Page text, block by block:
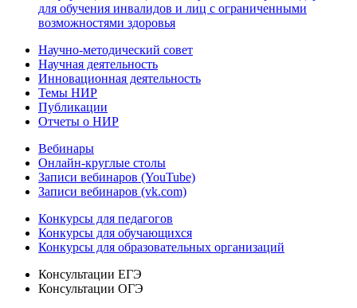
для обучения инвалидов и лиц с ограниченными
возможностями здоровья
Научно-методический совет
Научная деятельность
Инновационная деятельность
Темы НИР
Публикации
Отчеты о НИР
Вебинары
Онлайн-круглые столы
Записи вебинаров (YouTube)
Записи вебинаров (vk.com)
Конкурсы для педагогов
Конкурсы для обучающихся
Конкурсы для образовательных организаций
Консультации ЕГЭ
Консультации ОГЭ